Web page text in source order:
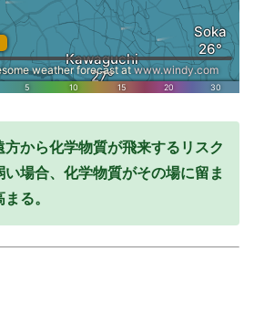
から化学物質が飛来するリスク
場合、化学物質がその場に留ま
る。